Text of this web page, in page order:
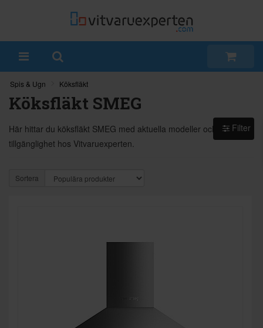
Spis & Ugn Köksfläkt
Köksfläkt SMEG
Här hittar du köksfläkt SMEG med aktuella modeller och
tillgänglighet hos Vitvaruexperten.
Sortera
Filter